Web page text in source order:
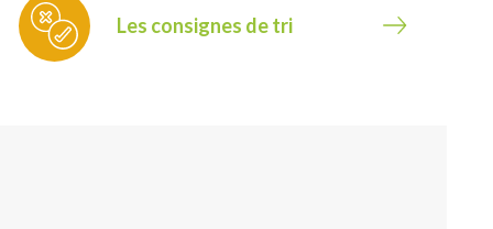
Les consignes de tri